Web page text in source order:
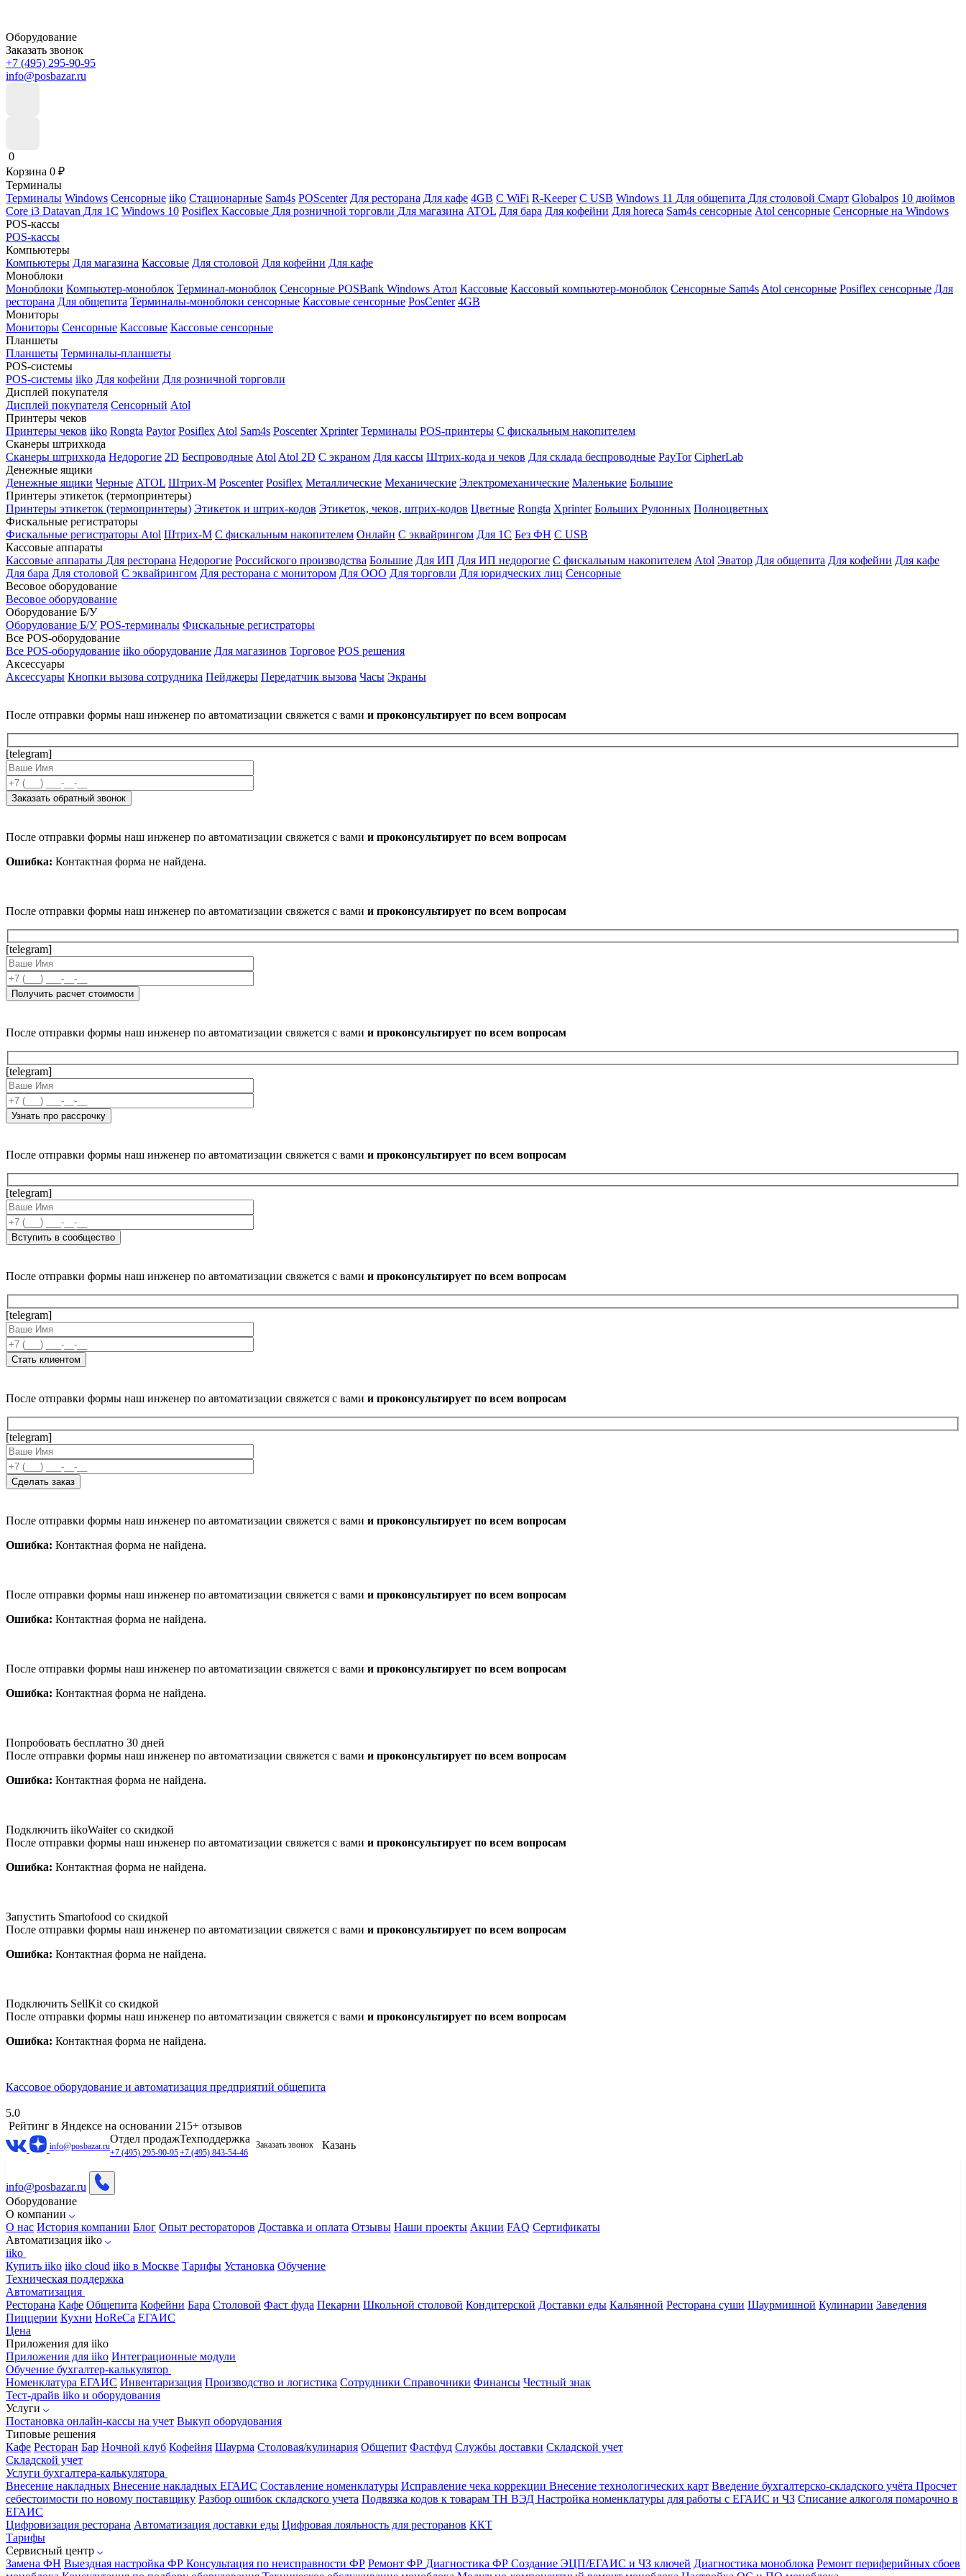
Оборудование
Заказать звонок
+7 (495) 295-90-95
info@posbazar.ru
0
Корзина 0 ₽
Терминалы
Терминалы Windows Сенсорные iiko Стационарные Sam4s POScenter Для ресторана Для кафе 4GB С WiFi R-Keeper С USB Windows 11 Для общепита Для столовой Смарт Globalpos 10 дюймов
Core i3 Datavan Для 1С Windows 10 Posiflex Кассовые Для розничной торговли Для магазина ATOL Для бара Для кофейни Для horeca Sam4s сенсорные Atol сенсорные Сенсорные на Windows
POS-кассы
POS-кассы
Компьютеры
Компьютеры Для магазина Кассовые Для столовой Для кофейни Для кафе
Моноблоки
Моноблоки Компьютер-моноблок Терминал-моноблок Сенсорные POSBank Windows Атол Кассовые Кассовый компьютер-моноблок Сенсорные Sam4s Atol сенсорные Posiflex сенсорные Для
ресторана Для общепита Терминалы-моноблоки сенсорные Кассовые сенсорные PosCenter 4GB
Мониторы
Мониторы Сенсорные Кассовые Кассовые сенсорные
Планшеты
Планшеты Терминалы-планшеты
POS-системы
POS-системы iiko Для кофейни Для розничной торговли
Дисплей покупателя
Дисплей покупателя Сенсорный Atol
Принтеры чеков
Принтеры чеков iiko Rongta Paytor Posiflex Atol Sam4s Poscenter Xprinter Терминалы POS-принтеры С фискальным накопителем
Сканеры штрихкода
Сканеры штрихкода Недорогие 2D Беспроводные Atol Atol 2D С экраном Для кассы Штрих-кода и чеков Для склада беспроводные PayTor CipherLab
Денежные ящики
Денежные ящики Черные ATOL Штрих-М Poscenter Posiflex Металлические Механические Электромеханические Маленькие Большие
Принтеры этикеток (термопринтеры)
Принтеры этикеток (термопринтеры) Этикеток и штрих-кодов Этикеток, чеков, штрих-кодов Цветные Rongta Xprinter Больших Рулонных Полноцветных
Фискальные регистраторы
Фискальные регистраторы Atol Штрих-М С фискальным накопителем Онлайн С эквайрингом Для 1С Без ФН С USB
Кассовые аппараты
Кассовые аппараты Для ресторана Недорогие Российского производства Большие Для ИП Для ИП недорогие С фискальным накопителем Atol Эватор Для общепита Для кофейни Для кафе
Для бара Для столовой С эквайрингом Для ресторана с монитором Для ООО Для торговли Для юридческих лиц Сенсорные
Весовое оборудование
Весовое оборудование
Оборудование Б/У
Оборудование Б/У POS-терминалы Фискальные регистраторы
Все POS-оборудование
Все POS-оборудование iiko оборудование Для магазинов Торговое POS решения
Аксессуары
Аксессуары Кнопки вызова сотрудника Пейджеры Передатчик вызова Часы Экраны
После отправки формы наш инженер по автоматизации свяжется с вами и проконсультирует по всем вопросам
[telegram]
После отправки формы наш инженер по автоматизации свяжется с вами и проконсультирует по всем вопросам
Ошибка: Контактная форма не найдена.
После отправки формы наш инженер по автоматизации свяжется с вами и проконсультирует по всем вопросам
[telegram]
После отправки формы наш инженер по автоматизации свяжется с вами и проконсультирует по всем вопросам
[telegram]
После отправки формы наш инженер по автоматизации свяжется с вами и проконсультирует по всем вопросам
[telegram]
После отправки формы наш инженер по автоматизации свяжется с вами и проконсультирует по всем вопросам
[telegram]
После отправки формы наш инженер по автоматизации свяжется с вами и проконсультирует по всем вопросам
[telegram]
После отправки формы наш инженер по автоматизации свяжется с вами и проконсультирует по всем вопросам
Ошибка: Контактная форма не найдена.
После отправки формы наш инженер по автоматизации свяжется с вами и проконсультирует по всем вопросам
Ошибка: Контактная форма не найдена.
После отправки формы наш инженер по автоматизации свяжется с вами и проконсультирует по всем вопросам
Ошибка: Контактная форма не найдена.
Попробовать бесплатно 30 дней
После отправки формы наш инженер по автоматизации свяжется с вами и проконсультирует по всем вопросам
Ошибка: Контактная форма не найдена.
Подключить iikoWaiter со скидкой
После отправки формы наш инженер по автоматизации свяжется с вами и проконсультирует по всем вопросам
Ошибка: Контактная форма не найдена.
Запустить Smartofood со скидкой
После отправки формы наш инженер по автоматизации свяжется с вами и проконсультирует по всем вопросам
Ошибка: Контактная форма не найдена.
Подключить SellKit со скидкой
После отправки формы наш инженер по автоматизации свяжется с вами и проконсультирует по всем вопросам
Ошибка: Контактная форма не найдена.
Кассовое оборудование и автоматизация предприятий общепита
5.0
Рейтинг в Яндексе на основании 215+ отзывов
info@posbazar.ru
Отдел продаж
+7 (495) 295-90-95
Техподдержка
+7 (495) 843-54-46
Заказать звонок Казань
info@posbazar.ru
Оборудование
О компании
О нас История компании Блог Опыт рестораторов Доставка и оплата Отзывы Наши проекты Акции FAQ Сертификаты
Автоматизация iiko
iiko
Купить iiko iiko cloud iiko в Москве Тарифы Установка Обучение
Техническая поддержка
Автоматизация
Ресторана Кафе Общепита Кофейни Бара Столовой Фаст фуда Пекарни Школьной столовой Кондитерской Доставки еды Кальянной Ресторана суши Шаурмишной Кулинарии Заведения
Пиццерии Кухни HoReCa ЕГАИС
Цена
Приложения для iiko
Приложения для iiko Интеграционные модули
Обучение бухгалтер-калькулятор
Номенклатура ЕГАИС Инвентаризация Производство и логистика Сотрудники Справочники Финансы Честный знак
Тест-драйв iiko и оборудования
Услуги
Постановка онлайн-кассы на учет Выкуп оборудования
Типовые решения
Кафе Ресторан Бар Ночной клуб Кофейня Шаурма Столовая/кулинария Общепит Фастфуд Службы доставки Складской учет
Складской учет
Услуги бухгалтера-калькулятора
Внесение накладных Внесение накладных ЕГАИС Составление номенклатуры Исправление чека коррекции Внесение технологических карт Введение бухгалтерско-складского учёта Просчет
себестоимости по новому поставщику Разбор ошибок складского учета Подвязка кодов к товарам ТН ВЭД Настройка номенклатуры для работы с ЕГАИС и ЧЗ Списание алкоголя помарочно в
ЕГАИС
Цифровизация ресторана Автоматизация доставки еды Цифровая лояльность для ресторанов ККТ
Тарифы
Сервисный центр
Замена ФН Выездная настройка ФР Консультация по неисправности ФР Ремонт ФР Диагностика ФР Создание ЭЦП/ЕГАИС и ЧЗ ключей Диагностика моноблока Ремонт периферийных сбоев